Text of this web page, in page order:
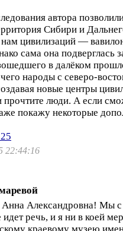
автора
Сибири и
цивилизаций —
сама она подверглась
в далёком
народы с северо-
новые центры
прочтите люди. А если
покажу некоторые
22:44:16
Александровна! Мы с
речь, и я ни в коей